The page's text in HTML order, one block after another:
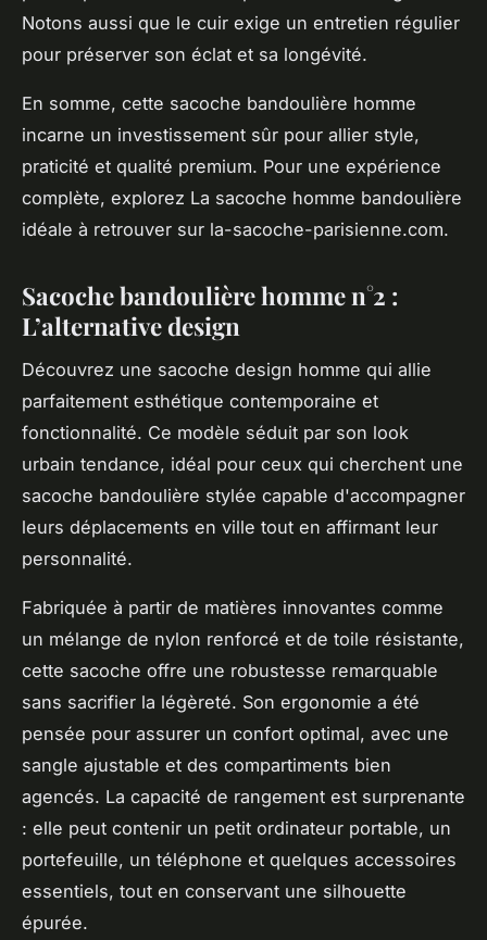
Notons aussi que le cuir exige un entretien régulier
pour préserver son éclat et sa longévité.
En somme, cette sacoche bandoulière homme
incarne un investissement sûr pour allier style,
praticité et qualité premium. Pour une expérience
complète, explorez La sacoche homme bandoulière
idéale à retrouver sur la-sacoche-parisienne.com.
Sacoche bandoulière homme n°2 :
L’alternative design
Découvrez une sacoche design homme qui allie
parfaitement esthétique contemporaine et
fonctionnalité. Ce modèle séduit par son look
urbain tendance, idéal pour ceux qui cherchent une
sacoche bandoulière stylée capable d'accompagner
leurs déplacements en ville tout en affirmant leur
personnalité.
Fabriquée à partir de matières innovantes comme
un mélange de nylon renforcé et de toile résistante,
cette sacoche offre une robustesse remarquable
sans sacrifier la légèreté. Son ergonomie a été
pensée pour assurer un confort optimal, avec une
sangle ajustable et des compartiments bien
agencés. La capacité de rangement est surprenante
: elle peut contenir un petit ordinateur portable, un
portefeuille, un téléphone et quelques accessoires
essentiels, tout en conservant une silhouette
épurée.